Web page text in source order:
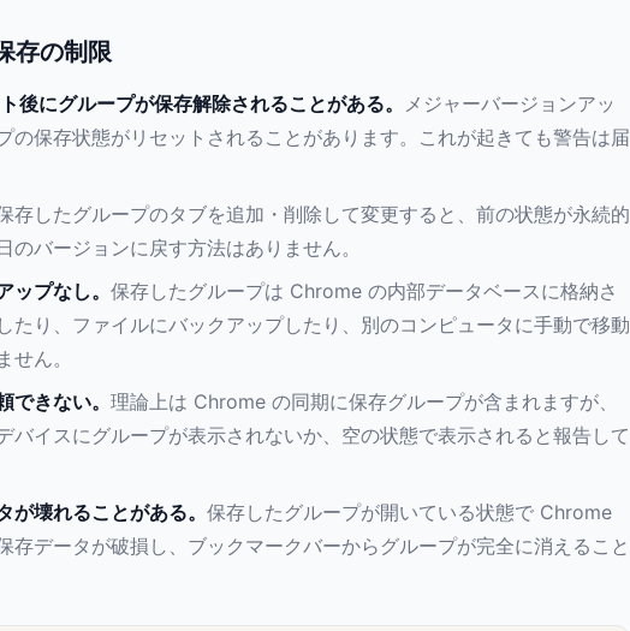
存の制限
後にグループが保存解除されることがある。
メジャーバージョンアッ
の保存状態がリセットされることがあります。これが起きても警告は届
存したグループのタブを追加・削除して変更すると、前の状態が永続的
のバージョンに戻す方法はありません。
ップなし。 保存したグループは Chrome の内部データベースに格納さ
たり、ファイルにバックアップしたり、別のコンピュータに手動で移動
せん。
できない。 理論上は Chrome の同期に保存グループが含まれますが、
バイスにグループが表示されないか、空の状態で表示されると報告して
が壊れることがある。 保存したグループが開いている状態で Chrome
存データが破損し、ブックマークバーからグループが完全に消えること